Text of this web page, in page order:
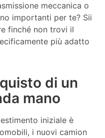
meccanica o
importanti per te? Sii
finché non trovi il
più adatto
di un
mano
iniziale è
i nuovi camion